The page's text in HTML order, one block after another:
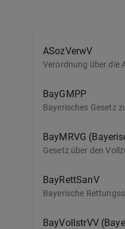
ASozVerwV
Verordnung über die
BayGMPP
Bayerisches Gesetz
BayMRVG
Gesetz über den
BayRettSanV
Bayerische
BayVollstrVV